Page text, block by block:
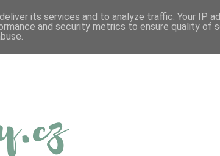
its services and to analyze traffic. Your IP
and security metrics to ensure quality of